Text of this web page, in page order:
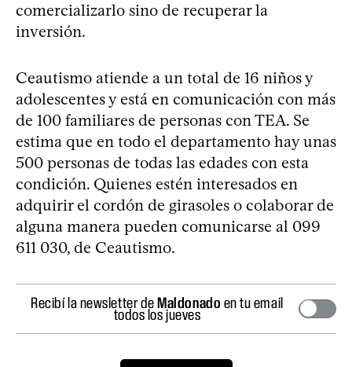
comercializarlo sino de recuperar la
inversión.
Ceautismo atiende a un total de 16 niños y
adolescentes y está en comunicación con más
de 100 familiares de personas con TEA. Se
estima que en todo el departamento hay unas
500 personas de todas las edades con esta
condición. Quienes estén interesados en
adquirir el cordón de girasoles o colaborar de
alguna manera pueden comunicarse al 099
611 030, de Ceautismo.
Recibí la newsletter deMaldonado en tu email
todos los jueves